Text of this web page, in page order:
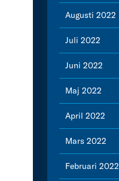
Augusti 2022
Juli 2022
Juni 2022
Maj 2022
April 2022
Mars 2022
Februari 2022